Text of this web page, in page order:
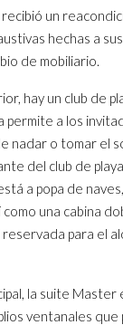
recibió un
hechas a
de mobiliario.
hay un club de
permite a los
nadar o tomar el
del club de
a popa de
como una cabina
para el
la suite Master
ventanales